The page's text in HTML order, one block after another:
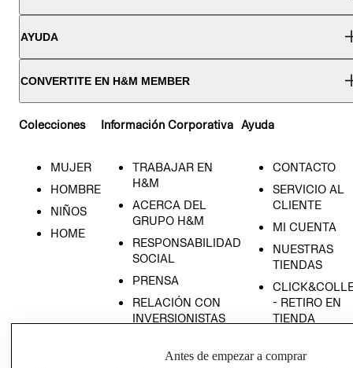
AYUDA
CONVERTITE EN H&M MEMBER
Colecciones
MUJER
HOMBRE
NIÑOS
HOME
Información Corporativa
TRABAJAR EN
H&M
ACERCA DEL
GRUPO H&M
RESPONSABILIDAD
SOCIAL
PRENSA
RELACIÓN CON
INVERSIONISTAS
EMPRESARIAL
Ayuda
CONTACTO
SERVICIO AL
CLIENTE
MI CUENTA
NUESTRAS
TIENDAS
- RETIRO EN
TIENDA
CONDICIONES
Antes de empezar a comprar